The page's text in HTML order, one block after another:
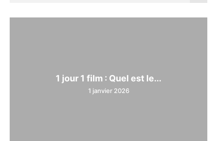
1 jour 1 film : Quel est le...
1 janvier 2026